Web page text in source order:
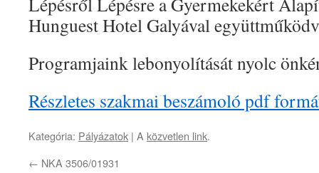
Hunguest Hotel Galyával
Programjaink lebonyolítását nyolc
Részletes szakmai beszámoló pdf
Kategória: Pályázatok | A közvetlen link.
← NKA 3506/01931